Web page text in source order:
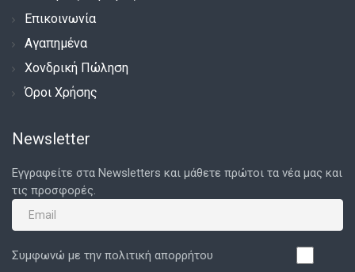
Επικοινωνία
Αγαπημένα
Χονδρική Πώληση
Όροι Χρήσης
Newsletter
Εγγραφείτε στα Newsletters και μάθετε πρώτοι τα νέα μας και
τις προσφορές.
Συμφωνώ με την πολιτική απορρήτου